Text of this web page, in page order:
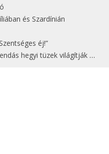
és Szardínián
éj!”
tüzek világítják meg Zugspitzét